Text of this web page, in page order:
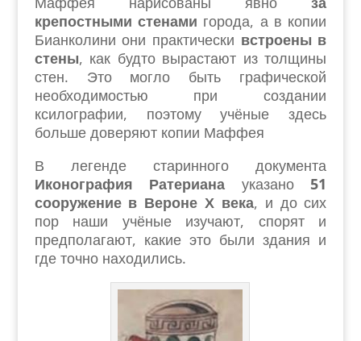
крепостными стенами города, а в копии
Бианколини они практически встроены в
стены, как будто вырастают из толщины
стен. Это могло быть графической
необходимостью при создании
ксилографии, поэтому учёные здесь
больше доверяют копии Маффея
В легенде старинного документа
Иконография Ратериана указано 51
сооружение в Вероне Х века, и до сих
пор наши учёные изучают, спорят и
предполагают, какие это были здания и
где точно находились.